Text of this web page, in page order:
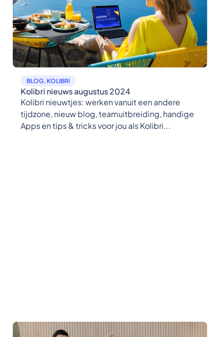
BLOG, KOLIBRI
Kolibri nieuws augustus 2024
Kolibri nieuwtjes: werken vanuit een andere
tijdzone, nieuw blog, teamuitbreiding, handige
Apps en tips & tricks voor jou als Kolibri...